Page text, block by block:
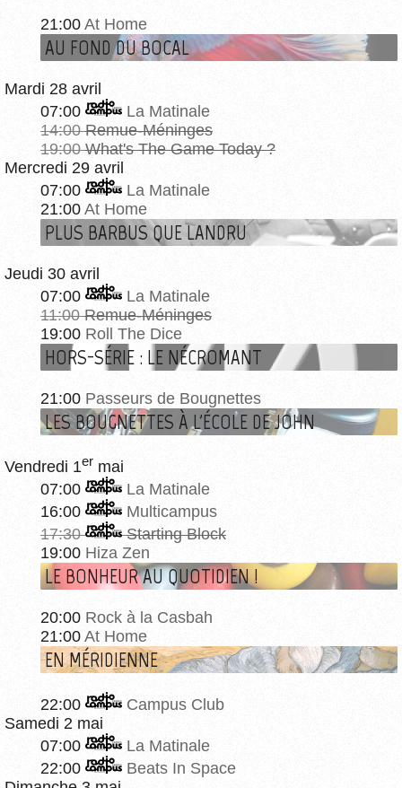
21:00 At Home
AU FOND DU BOCAL
Mardi 28 avril
07:00
La Matinale
14:00 Remue-Méninges
19:00 What's The Game Today ?
Mercredi 29 avril
07:00
La Matinale
21:00 At Home
PLUS BARBUS QUE LANDRU
Jeudi 30 avril
07:00
La Matinale
11:00 Remue-Méninges
19:00 Roll The Dice
HORS-SÉRIE : LE NÉCROMANT
21:00 Passeurs de Bougnettes
LES BOUGNETTES À L'ÉCOLE DE JOHN
Vendredi 1er mai
07:00
La Matinale
16:00
Multicampus
17:30
Starting Block
19:00 Hiza Zen
LE BONHEUR AU QUOTIDIEN !
20:00 Rock à la Casbah
21:00 At Home
EN MÉRIDIENNE
22:00
Campus Club
Samedi 2 mai
07:00
La Matinale
22:00
Beats In Space